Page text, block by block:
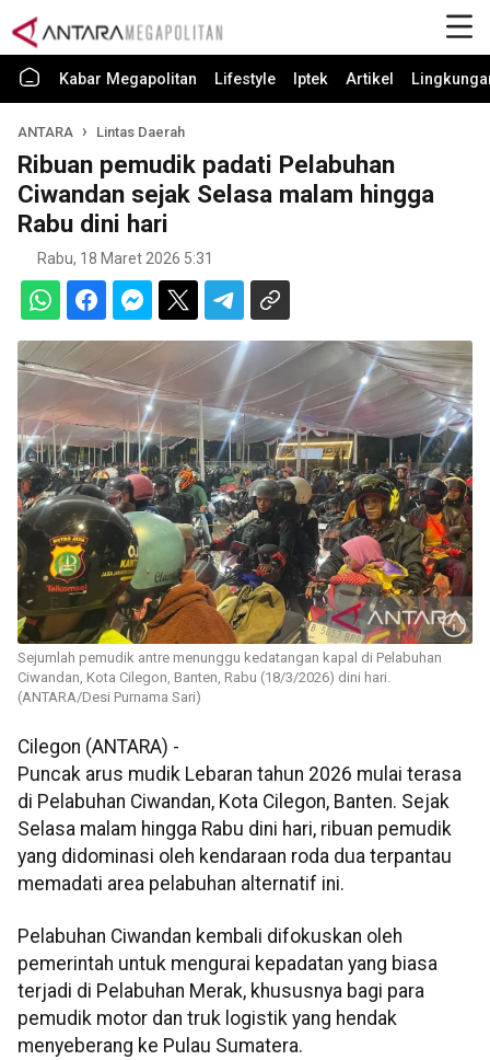
Kabar Megapolitan Lifestyle Iptek Artikel
ANTARA Lintas Daerah
Ribuan pemudik padati Pelabuhan
Ciwandan sejak Selasa malam hingga
Rabu dini hari
Rabu, 18 Maret 2026 5:31
Sejumlah pemudik antre menunggu kedatangan kapal di Pelabuhan
Ciwandan, Kota Cilegon, Banten, Rabu (18/3/2026) dini hari.
(ANTARA/Desi Purnama Sari)
Cilegon (ANTARA) -
Puncak arus mudik Lebaran tahun 2026 mulai terasa
di Pelabuhan Ciwandan, Kota Cilegon, Banten. Sejak
Selasa malam hingga Rabu dini hari, ribuan pemudik
yang didominasi oleh kendaraan roda dua terpantau
memadati area pelabuhan alternatif ini.
Pelabuhan Ciwandan kembali difokuskan oleh
pemerintah untuk mengurai kepadatan yang biasa
terjadi di Pelabuhan Merak, khususnya bagi para
pemudik motor dan truk logistik yang hendak
menyeberang ke Pulau Sumatera.